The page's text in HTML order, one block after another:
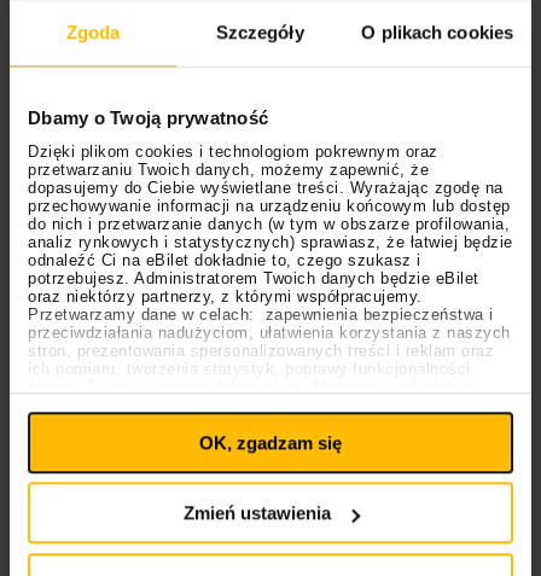
Zgoda Szczegóły O plikach cookies
Dbamy o Twoją prywatność
Dzięki plikom cookies i technologiom pokrewnym oraz
przetwarzaniu Twoich danych, możemy zapewnić, że
dopasujemy do Ciebie wyświetlane treści. Wyrażając zgodę na
przechowywanie informacji na urządzeniu końcowym lub dostęp
do nich i przetwarzanie danych (w tym w obszarze profilowania,
analiz rynkowych i statystycznych) sprawiasz, że łatwiej będzie
odnaleźć Ci na eBilet dokładnie to, czego szukasz i
potrzebujesz. Administratorem Twoich danych będzie eBilet
oraz niektórzy partnerzy, z którymi współpracujemy.
Przetwarzamy dane w celach: zapewnienia bezpieczeństwa i
przeciwdziałania nadużyciom, ułatwienia korzystania z naszych
stron, prezentowania spersonalizowanych treści i reklam oraz
ich pomiaru, tworzenia statystyk, poprawy funkcjonalności
plików cookies
wpływa na legalność uprzedniego przetwarzania.
Polityka plików cookies
OK, zgadzam się
Zmień ustawienia
Herbert),
“Donnie Darko” (R. Kelly/Teatr Literacki),
“Śpiąca królewna”,
“Królewna Śnieżka”,
“Kot w butach”,
“Opowieść wigilijna”,
“Bazyliszek”.
Polecamy na eBilet
Łódź, Poznań, Warszawa
SIX
Warszawa